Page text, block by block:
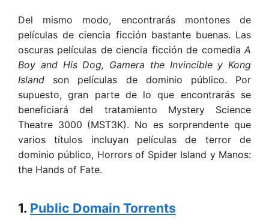
Del mismo modo, encontrarás montones de
películas de ciencia ficción bastante buenas. Las
oscuras películas de ciencia ficción de comedia A
Boy and His Dog, Gamera the Invincible y Kong
Island son películas de dominio público. Por
supuesto, gran parte de lo que encontrarás se
beneficiará del tratamiento Mystery Science
Theatre 3000 (MST3K). No es sorprendente que
varios títulos incluyan películas de terror de
dominio público, Horrors of Spider Island y Manos:
the Hands of Fate.
1. Public Domain Torrents